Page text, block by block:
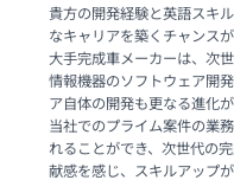
貴方の開発経験と英語スキ
なキャリアを築くチャンス
大手完成車メーカーは、次
情報機器のソフトウェア開
ア自体の開発も更なる進化
当社でのプライム案件の業
れることができ、次世代の
献感を感じ、スキルアップが